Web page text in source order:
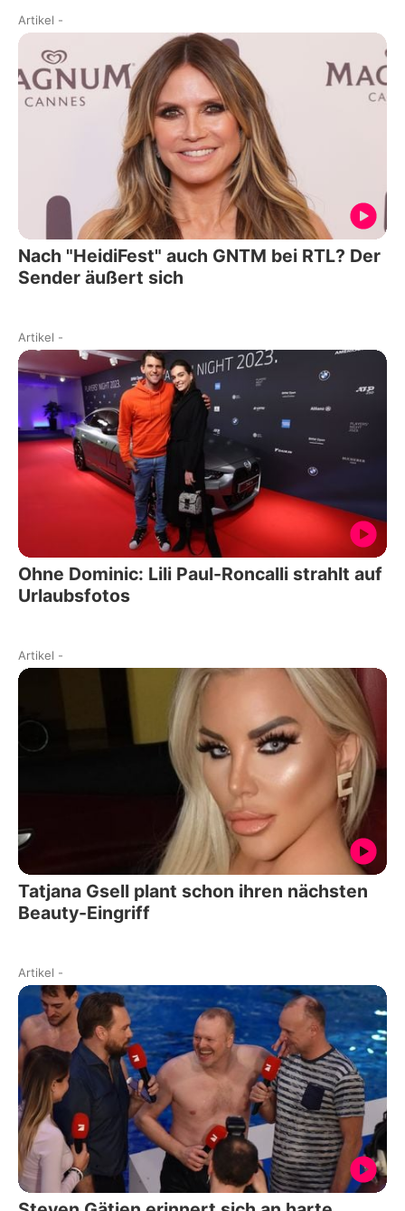
Artikel -
Nach "HeidiFest" auch GNTM bei RTL? Der
Sender äußert sich
Artikel -
Ohne Dominic: Lili Paul-Roncalli strahlt auf
Urlaubsfotos
Artikel -
Tatjana Gsell plant schon ihren nächsten
Beauty-Eingriff
Artikel -